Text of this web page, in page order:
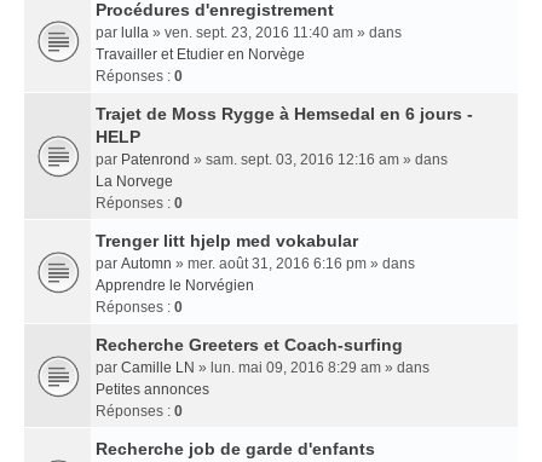
Procédures d'enregistrement
par lulla » ven. sept. 23, 2016 11:40 am » dans
Travailler et Etudier en Norvège
Réponses : 0
Trajet de Moss Rygge à Hemsedal en 6 jours -
HELP
par Patenrond » sam. sept. 03, 2016 12:16 am » dans
La Norvege
Réponses : 0
Trenger litt hjelp med vokabular
par Automn » mer. août 31, 2016 6:16 pm » dans
Apprendre le Norvégien
Réponses : 0
Recherche Greeters et Coach-surfing
par Camille LN » lun. mai 09, 2016 8:29 am » dans
Petites annonces
Réponses : 0
Recherche job de garde d'enfants